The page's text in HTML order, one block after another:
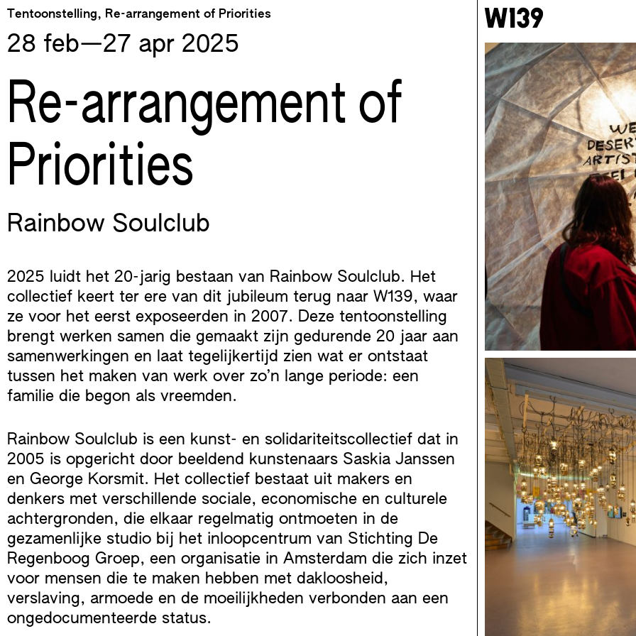
Skip
content
Tentoonstelling, Re-arrangement of Priorities
28 feb—​27 apr 2025
Re-arrangement of
Priorities
Rainbow Soulclub
2025 luidt het 20-jarig bestaan van Rainbow Soulclub. Het
collectief keert ter ere van dit jubileum terug naar W139, waar
ze voor het eerst exposeerden in 2007. Deze tentoonstelling
brengt werken samen die gemaakt zijn gedurende 20 jaar aan
samenwerkingen en laat tegelijkertijd zien wat er ontstaat
tussen het maken van werk over zo’n lange periode: een
familie die begon als vreemden.
Rainbow Soulclub is een kunst- en solidariteitscollectief dat in
2005 is opgericht door beeldend kunstenaars Saskia Janssen
en George Korsmit. Het collectief bestaat uit makers en
denkers met verschillende sociale, economische en culturele
achtergronden, die elkaar regelmatig ontmoeten in de
gezamenlijke studio bij het inloopcentrum van Stichting De
Regenboog Groep, een organisatie in Amsterdam die zich inzet
voor mensen die te maken hebben met dakloosheid,
verslaving, armoede en de moeilijkheden verbonden aan een
ongedocumenteerde status.